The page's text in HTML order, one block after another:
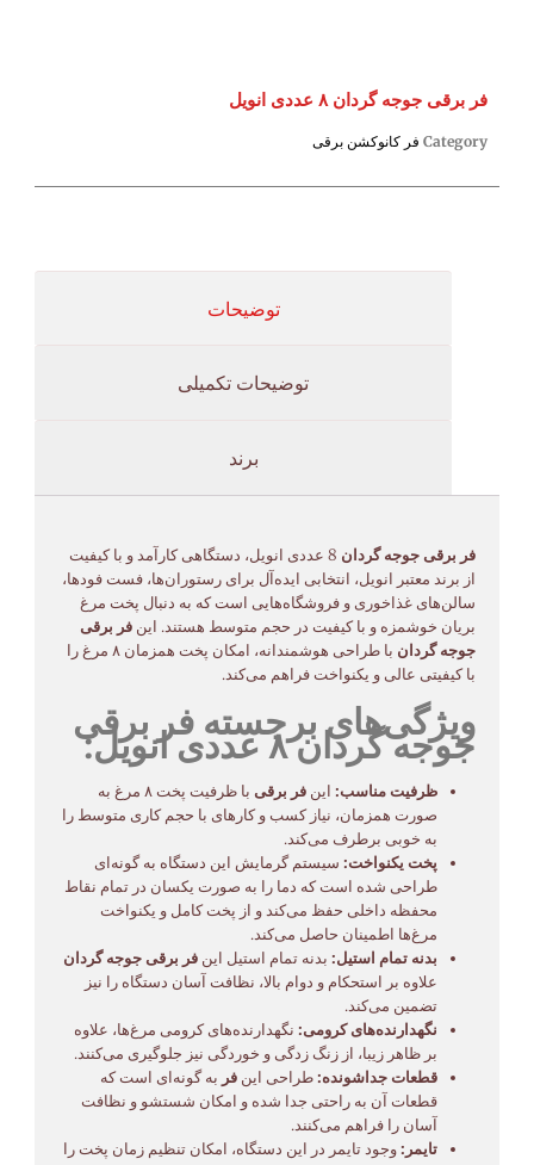
فر برقی جوجه گردان ۸ عددی انویل
Category فر کانوکشن برقی
توضیحات
توضیحات تکمیلی
برند
فر برقی جوجه گردان
8 عددی انویل، دستگاهی کارآمد و با کیفیت
از برند معتبر انویل، انتخابی ایده‌آل برای رستوران‌ها، فست فودها،
سالن‌های غذاخوری و فروشگاه‌هایی است که به دنبال پخت مرغ
بریان خوشمزه و با کیفیت در حجم متوسط هستند. این فر برقی
جوجه گردان
با طراحی هوشمندانه، امکان پخت همزمان ۸ مرغ را
با کیفیتی عالی و یکنواخت فراهم می‌کند.
ویژگی‌های برجسته فر برقی
جوجه گردان ۸ عددی انویل:
ظرفیت مناسب: اینفر برقی
با ظرفیت پخت ۸ مرغ به
صورت همزمان، نیاز کسب و کارهای با حجم کاری متوسط را
به خوبی برطرف می‌کند.
پخت یکنواخت: سیستم گرمایش این دستگاه به گونه‌ای
طراحی شده است که دما را به صورت یکسان در تمام نقاط
محفظه داخلی حفظ می‌کند و از پخت کامل و یکنواخت
مرغ‌ها اطمینان حاصل می‌کند.
بدنه تمام استیل: بدنه تمام استیل اینفر برقی جوجه گردان
علاوه بر استحکام و دوام بالا، نظافت آسان دستگاه را نیز
تضمین می‌کند.
نگهدارنده‌های کرومی: نگهدارنده‌های کرومی مرغ‌ها، علاوه
بر ظاهر زیبا، از زنگ زدگی و خوردگی نیز جلوگیری می‌کنند.
قطعات جداشونده:طراحی اینفر به گونه‌ای است که
قطعات آن به راحتی جدا شده و امکان شستشو و نظافت
آسان را فراهم می‌کنند.
تایمر:وجود تایمر در این دستگاه، امکان تنظیم زمان پخت را